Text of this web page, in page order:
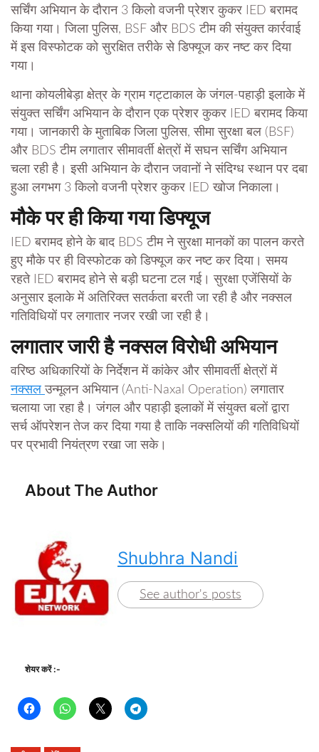
सर्चिंग अभियान के दौरान 3 किलो वजनी प्रेशर कुकर IED बरामद
किया गया। जिला पुलिस, BSF और BDS टीम की संयुक्त कार्रवाई
में इस विस्फोटक को सुरक्षित तरीके से डिफ्यूज कर नष्ट कर दिया
गया।
थाना कोयलीबेड़ा क्षेत्र के ग्राम गट्टाकाल के जंगल-पहाड़ी इलाके में
संयुक्त सर्चिंग अभियान के दौरान एक प्रेशर कुकर IED बरामद किया
गया। जानकारी के मुताबिक जिला पुलिस, सीमा सुरक्षा बल (BSF)
और BDS टीम लगातार सीमावर्ती क्षेत्रों में सघन सर्चिंग अभियान
चला रही है। इसी अभियान के दौरान जवानों ने संदिग्ध स्थान पर दबा
हुआ लगभग 3 किलो वजनी प्रेशर कुकर IED खोज निकाला।
मौके पर ही किया गया डिफ्यूज
IED बरामद होने के बाद BDS टीम ने सुरक्षा मानकों का पालन करते
हुए मौके पर ही विस्फोटक को डिफ्यूज कर नष्ट कर दिया। समय
रहते IED बरामद होने से बड़ी घटना टल गई। सुरक्षा एजेंसियों के
अनुसार इलाके में अतिरिक्त सतर्कता बरती जा रही है और नक्सल
गतिविधियों पर लगातार नजर रखी जा रही है।
लगातार जारी है नक्सल विरोधी अभियान
वरिष्ठ अधिकारियों के निर्देशन में कांकेर और सीमावर्ती क्षेत्रों में
नक्सलउन्मूलन अभियान (Anti-Naxal Operation) लगातार
चलाया जा रहा है। जंगल और पहाड़ी इलाकों में संयुक्त बलों द्वारा
सर्च ऑपरेशन तेज कर दिया गया है ताकि नक्सलियों की गतिविधियों
पर प्रभावी नियंत्रण रखा जा सके।
About The Author
Shubhra Nandi
See author's posts
शेयर करें :-